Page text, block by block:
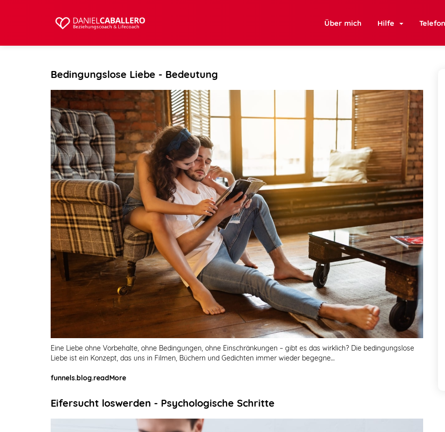
Über mich Hilfe
Bedingungslose Liebe - Bedeutung
Eine Liebe ohne Vorbehalte, ohne Bedingungen, ohne Einschränkungen – gibt es das wirklich? Die bedingungslose
Liebe ist ein Konzept, das uns in Filmen, Büchern und Gedichten immer wieder begegne…
funnels.blog.readMore
Eifersucht loswerden - Psychologische Schritte